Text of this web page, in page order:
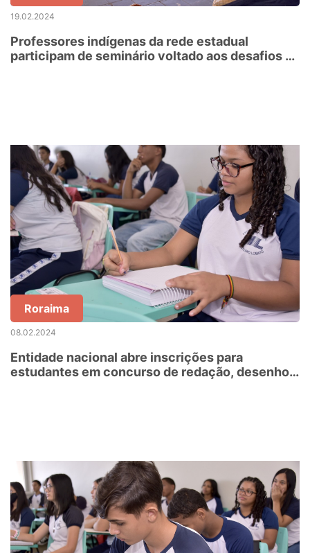
19.02.2024
Professores indígenas da rede estadual
participam de seminário voltado aos desafios da
Roraima
08.02.2024
Entidade nacional abre inscrições para
estudantes em concurso de redação, desenho e